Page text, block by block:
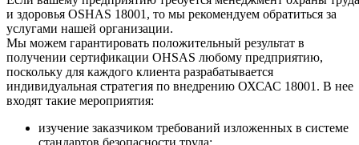
и здоровья OSHAS 18001, то мы рекомендуем обратиться за
услугами нашей организации.
Мы можем гарантировать положительный результат в
получении сертификации OHSAS любому предприятию,
поскольку для каждого клиента разрабатывается
индивидуальная стратегия по внедрению ОХСАС 18001. В нее
входят такие мероприятия:
изучение заказчиком требований изложенных в системе
стандартов безопасности труда;